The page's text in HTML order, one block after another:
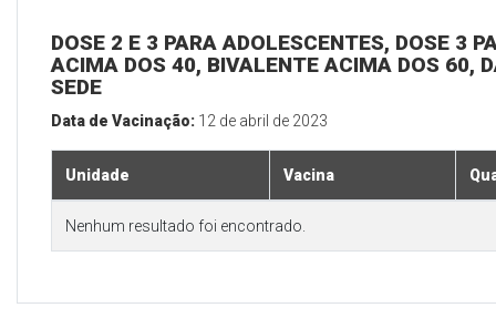
DOSE 2 E 3 PARA ADOLESCENTES, DOSE 3
ACIMA DOS 40, BIVALENTE ACIMA DOS 60,
SEDE
Data de Vacinação: 12 de abril de 2023
Unidade Vacina
Nenhum resultado foi encontrado.